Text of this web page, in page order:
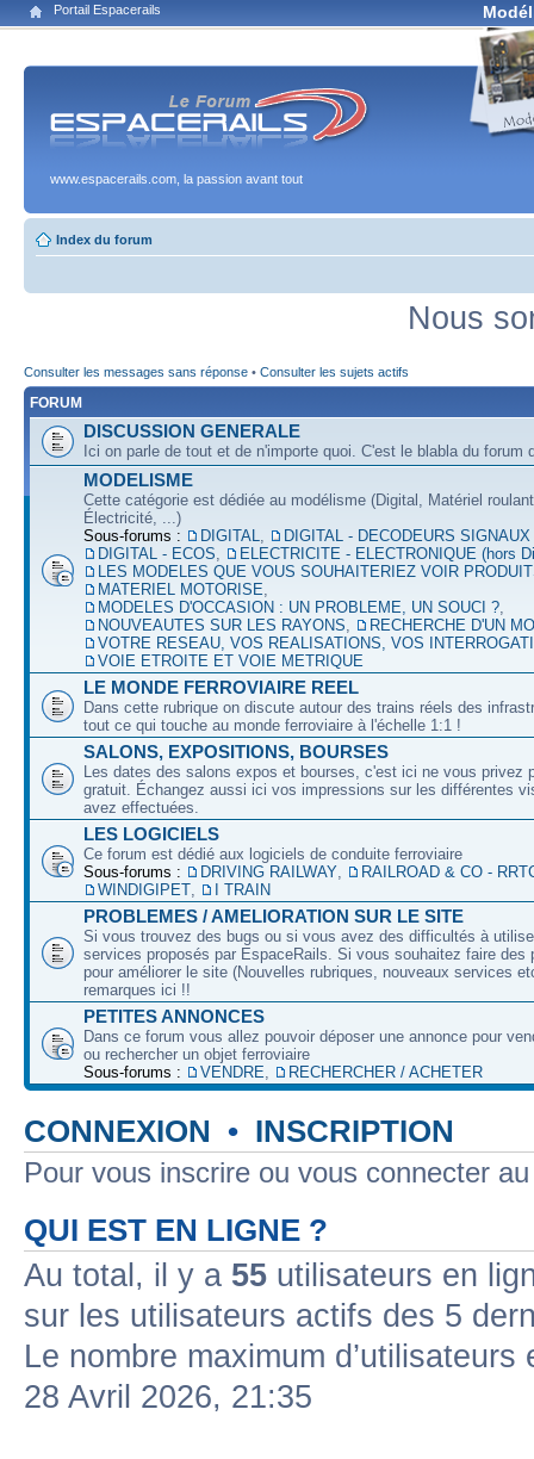
Portail Espacerails
www.espacerails.com, la passion avant tout
Index du forum
Nous
Consulter les messages sans réponse • Consulter les sujets actifs
FORUM
DISCUSSION GENERALE
Ici on parle de tout et de n'importe quoi. C'est le blabla du forum
MODELISME
Cette catégorie est dédiée au modélisme (Digital, Matériel
Électricité, ...)
Sous-forums :
DIGITAL,
DIGITAL - DECODEURS
DIGITAL - ECOS,
ELECTRICITE - ELECTRONIQUE (hors
LES MODELES QUE VOUS SOUHAITERIEZ VOIR
MATERIEL MOTORISE,
MODELES D'OCCASION : UN PROBLEME, UN SOUCI ?,
NOUVEAUTES SUR LES RAYONS,
RECHERCHE D'UN
VOTRE RESEAU, VOS REALISATIONS, VOS
VOIE ETROITE ET VOIE METRIQUE
LE MONDE FERROVIAIRE REEL
Dans cette rubrique on discute autour des trains réels des
tout ce qui touche au monde ferroviaire à l'échelle 1:1 !
SALONS, EXPOSITIONS, BOURSES
Les dates des salons expos et bourses, c'est ici ne vous privez
gratuit. Échangez aussi ici vos impressions sur les différentes
avez effectuées.
LES LOGICIELS
Ce forum est dédié aux logiciels de conduite ferroviaire
Sous-forums :
DRIVING RAILWAY,
RAILROAD & CO -
WINDIGIPET, I TRAIN
PROBLEMES / AMELIORATION SUR LE SITE
Si vous trouvez des bugs ou si vous avez des difficultés à
services proposés par EspaceRails. Si vous souhaitez faire des
pour améliorer le site (Nouvelles rubriques, nouveaux services
remarques ici !!
PETITES ANNONCES
Dans ce forum vous allez pouvoir déposer une annonce pour
ou rechercher un objet ferroviaire
Sous-forums :
VENDRE, RECHERCHER / ACHETER
CONNEXION • INSCRIPTION
Pour vous inscrire ou vous connecter
QUI EST EN LIGNE ?
Au total, il y a 55 utilisateurs en
sur les utilisateurs actifs des 5
Le nombre maximum
28 Avril 2026, 21:35